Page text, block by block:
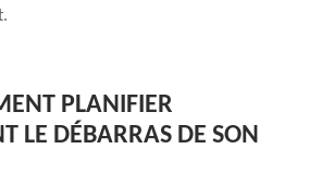
PLANIFIER
LE DÉBARRAS DE SON